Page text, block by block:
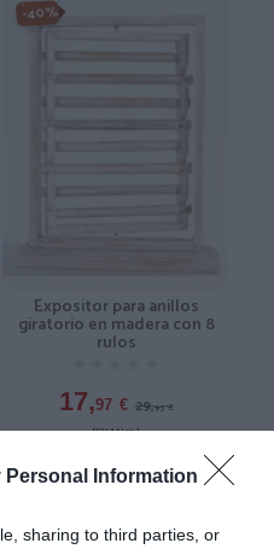
Personal Information
sharing to third parties, or
-40%
Expositor para anillos
giratorio en madera con 8
rulos
17,97 € 29,95 €
[EXAN01 ]
Ver producto